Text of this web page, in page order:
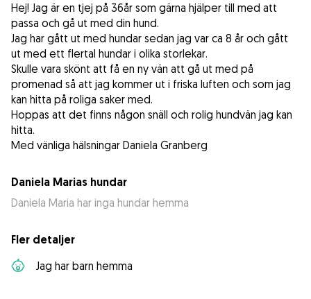
Hej! Jag är en tjej på 36år som gärna hjälper till med att
passa och gå ut med din hund.
Jag har gått ut med hundar sedan jag var ca 8 år och gått
ut med ett flertal hundar i olika storlekar.
Skulle vara skönt att få en ny vän att gå ut med på
promenad så att jag kommer ut i friska luften och som jag
kan hitta på roliga saker med.
Hoppas att det finns någon snäll och rolig hundvän jag kan
hitta.
Med vänliga hälsningar Daniela Granberg
Daniela Marias hundar
Daniela Maria har inga hundar hemma
Fler detaljer
Jag har barn hemma